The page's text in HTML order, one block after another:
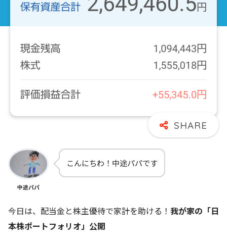
中途パパ
こんにちわ！中途パパです
今日は、配当金と株主優待で家計を助ける！ 我が家の「日
本株ポートフォリオ」公開